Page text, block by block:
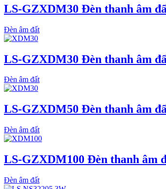
LS-GZXDM30 Đèn thanh âm
Đèn âm đất
LS-GZXDM30 Đèn thanh âm
Đèn âm đất
LS-GZXDM50 Đèn thanh âm
Đèn âm đất
LS-GZXDM100 Đèn thanh âm
Đèn âm đất